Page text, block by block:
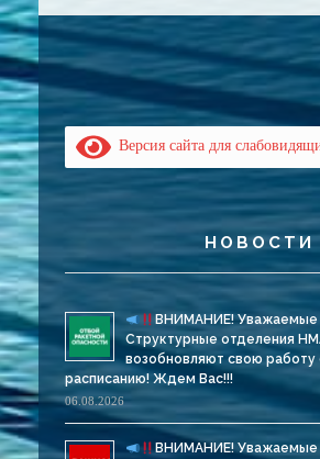
Версия сайта для
НОВОСТИ
ВНИМАНИЕ! Уважаемые
Структурные отделения
возобновляют свою работу
расписанию! Ждем Вас!!!
06.08.2026
ВНИМАНИЕ! Уважаемые